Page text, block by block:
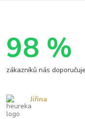
98 %
zákazníků nás
Jiřina